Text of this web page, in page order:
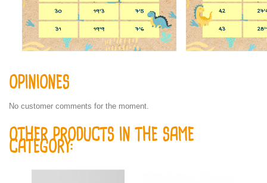
OPINIONES
No customer comments for the moment.
OTHER PRODUCTS IN THE SAME
CATEGORY: